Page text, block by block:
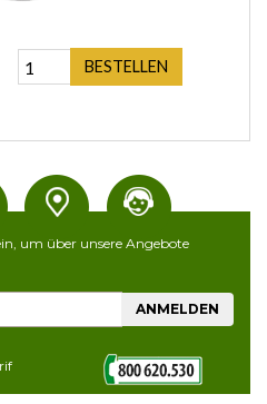
BESTELLEN
um über unsere Angebote
ANMELDEN